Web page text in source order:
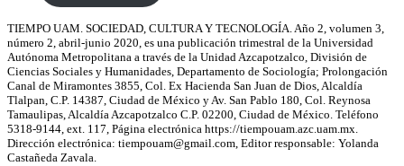
TIEMPO UAM. SOCIEDAD, CULTURA Y TECNOLOGÍA. Año 2, volumen 3,
número 2, abril-junio 2020, es una publicación trimestral de la Universidad
Autónoma Metropolitana a través de la Unidad Azcapotzalco, División de
Ciencias Sociales y Humanidades, Departamento de Sociología; Prolongación
Canal de Miramontes 3855, Col. Ex Hacienda San Juan de Dios, Alcaldía
Tlalpan, C.P. 14387, Ciudad de México y Av. San Pablo 180, Col. Reynosa
Tamaulipas, Alcaldía Azcapotzalco C.P. 02200, Ciudad de México. Teléfono
5318-9144, ext. 117, Página electrónica https://tiempouam.azc.uam.mx.
Dirección electrónica: tiempouam@gmail.com, Editor responsable: Yolanda
Castañeda Zavala.